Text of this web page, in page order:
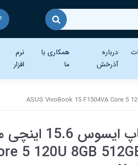
درباره
آذرخش
همکاری با
ما
نرم
افزار
5 120U 8GB